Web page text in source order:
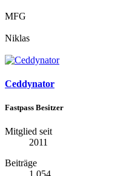
MFG
Niklas
Ceddynator
Fastpass Besitzer
Mitglied seit
2011
Beiträge